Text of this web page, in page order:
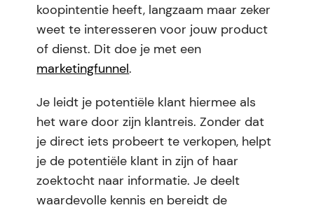
koopintentie heeft, langzaam maar zeker
weet te interesseren voor jouw product
of dienst. Dit doe je met een
marketingfunnel.
Je leidt je potentiële klant hiermee als
het ware door zijn klantreis. Zonder dat
je direct iets probeert te verkopen, helpt
je de potentiële klant in zijn of haar
zoektocht naar informatie. Je deelt
waardevolle kennis en bereidt de